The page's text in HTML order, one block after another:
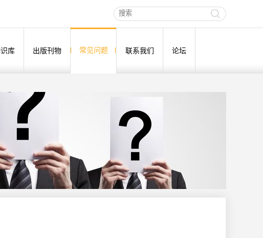
库 出版刊物 常见问题 联系我们 论坛